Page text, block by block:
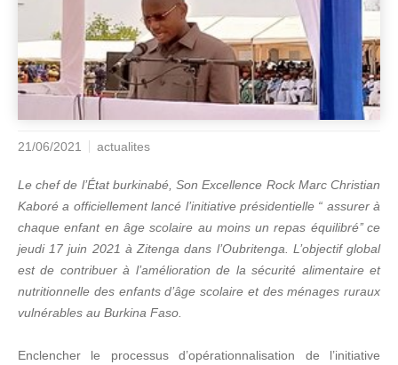
21/06/2021 actualites
Le chef de l’État burkinabé, Son Excellence Rock Marc Christian
Kaboré a officiellement lancé l’initiative présidentielle “ assurer à
chaque enfant en âge scolaire au moins un repas équilibré’’ ce
jeudi 17 juin 2021 à Zitenga dans l’Oubritenga. L’objectif global
est de contribuer à l’amélioration de la sécurité alimentaire et
nutritionnelle des enfants d’âge scolaire et des ménages ruraux
vulnérables au Burkina Faso.
Enclencher le processus d’opérationnalisation de l’initiative